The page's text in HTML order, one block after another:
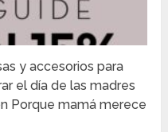
y accesorios para
el día de las madres
Porque mamá merece